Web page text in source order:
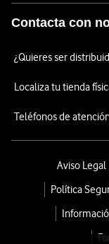
Contacta con
¿Quieres ser
Localiza tu tienda
Teléfonos de
Aviso Legal
Política